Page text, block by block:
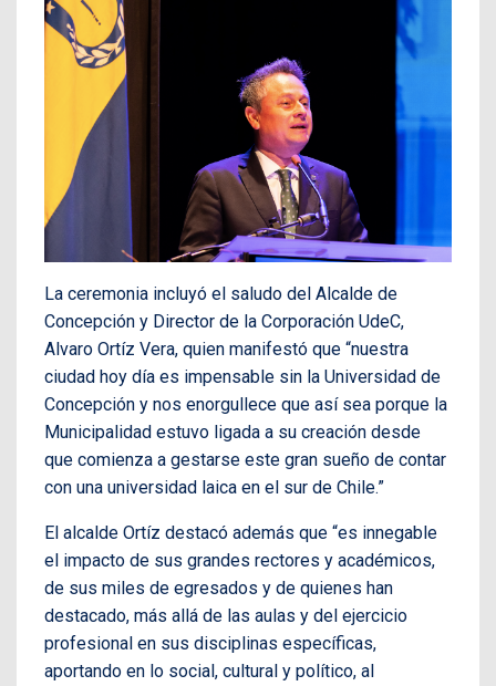
La ceremonia incluyó el saludo del Alcalde de
Concepción y Director de la Corporación UdeC,
Alvaro Ortíz Vera, quien manifestó que “nuestra
ciudad hoy día es impensable sin la Universidad de
Concepción y nos enorgullece que así sea porque la
Municipalidad estuvo ligada a su creación desde
que comienza a gestarse este gran sueño de contar
con una universidad laica en el sur de Chile.”
El alcalde Ortíz destacó además que “es innegable
el impacto de sus grandes rectores y académicos,
de sus miles de egresados y de quienes han
destacado, más allá de las aulas y del ejercicio
profesional en sus disciplinas específicas,
aportando en lo social, cultural y político, al